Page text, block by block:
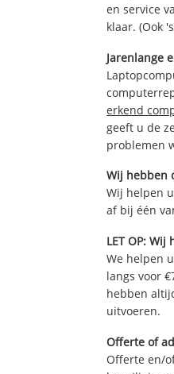
en service
klaar. (Ook
Jarenlange
erkend
geeft u de
problemen
Wij hebben
Wij helpen
af bij één
LET OP:
We helpen
langs voor
hebben
uitvoeren.
Offerte of
Offerte en/